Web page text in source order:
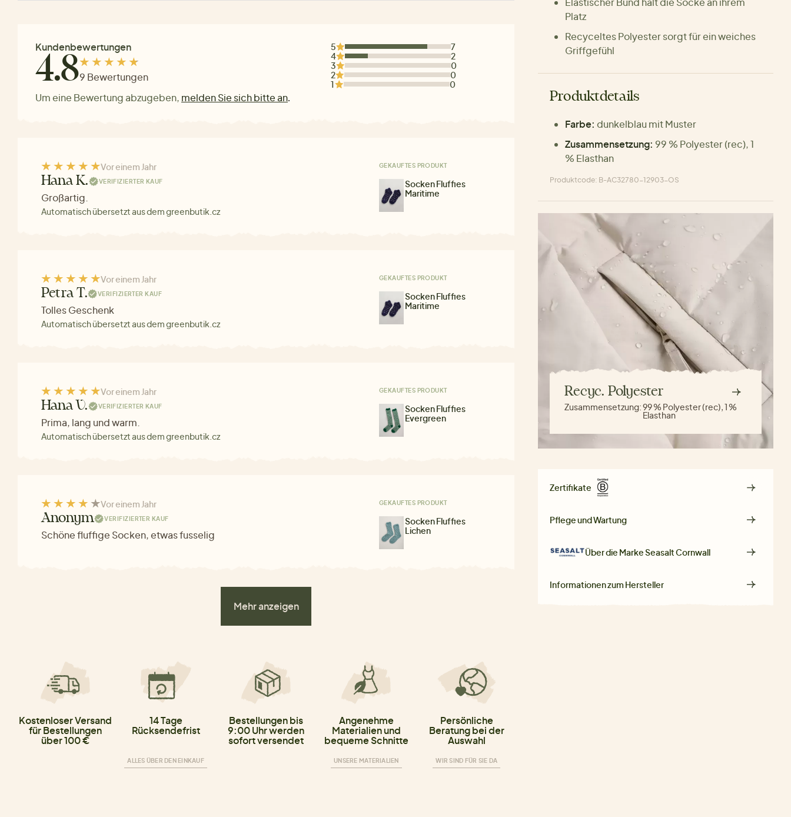
Kundenbewertungen
4.89 Bewertungen
Um eine Bewertung abzugeben, melden Sie sich bitte an.
5
7
4
2
3
0
2
0
1
0
Vor einem Jahr
Hana K. VERIFIZIERTER KAUF
Großartig.
Automatisch übersetzt aus dem greenbutik.cz
GEKAUFTES PRODUKT
Socken Fluffies
Maritime
Vor einem Jahr
Petra T. VERIFIZIERTER KAUF
Tolles Geschenk
Automatisch übersetzt aus dem greenbutik.cz
GEKAUFTES PRODUKT
Socken Fluffies
Maritime
Vor einem Jahr
Hana V. VERIFIZIERTER KAUF
Prima, lang und warm.
Automatisch übersetzt aus dem greenbutik.cz
GEKAUFTES PRODUKT
Socken Fluffies
Evergreen
Vor einem Jahr
Anonym VERIFIZIERTER KAUF
Schöne fluffige Socken, etwas fusselig
GEKAUFTES PRODUKT
Socken Fluffies
Lichen
Mehr anzeigen
Kostenloser Versand
für Bestellungen
über 100 €
14 Tage
Rücksendefrist
ALLES ÜBER DEN EINKAUF
Bestellungen bis
9:00 Uhr werden
sofort versendet
Angenehme
Materialien und
bequeme Schnitte
UNSERE MATERIALIEN
Persönliche
Beratung bei der
Auswahl
WIR SIND FÜR SIE DA
Platz
Recyceltes Polyester sorgt für ein weiches
Griffgefühl
Produktdetails
Farbe: dunkelblau mit Muster
Zusammensetzung: 99 % Polyester (rec), 1
% Elasthan
Produktcode: B-AC32780-12903-OS
Recyc. Polyester
Zusammensetzung:99 % Polyester (rec), 1 %
Elasthan
Zertifikate
Pflege und Wartung
Über die MarkeSeasalt Cornwall
Informationen zum Hersteller